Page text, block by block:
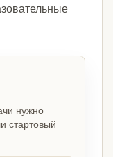
нужно
стартовый